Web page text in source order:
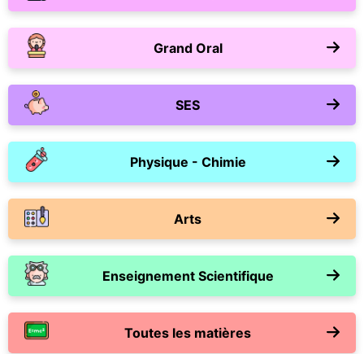
Grand Oral
SES
Physique - Chimie
Arts
Enseignement Scientifique
Toutes les matières